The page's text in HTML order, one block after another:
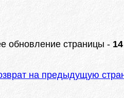
обновление страницы -
на предыдущую